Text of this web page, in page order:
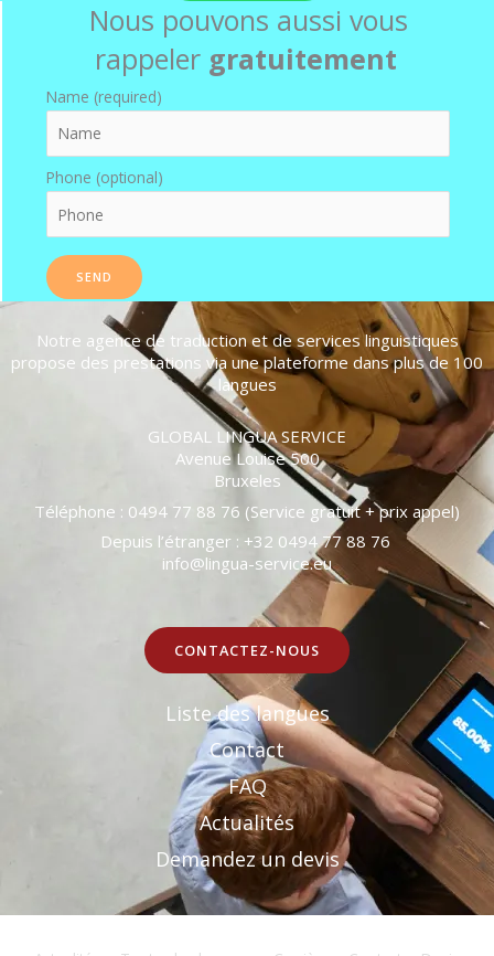
Nous pouvons aussi vous
rappeler gratuitement
Name (required)
Phone (optional)
Notre agence de traduction et de services linguistiques
propose des prestations via une plateforme dans plus de 100
langues
GLOBAL LINGUA SERVICE
Avenue Louise 500
Bruxeles
Téléphone : 0494 77 88 76 (Service gratuit + prix appel)
Depuis l’étranger : +32 0494 77 88 76
info@lingua-service.eu
CONTACTEZ-NOUS
Liste des langues
Contact
FAQ
Actualités
Demandez un devis